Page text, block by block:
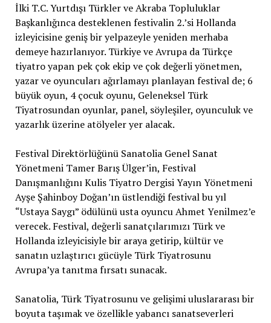
İlki T.C. Yurtdışı Türkler ve Akraba Topluluklar
Başkanlığınca desteklenen festivalin 2.’si Hollanda
izleyicisine geniş bir yelpazeyle yeniden merhaba
demeye hazırlanıyor. Türkiye ve Avrupa da Türkçe
tiyatro yapan pek çok ekip ve çok değerli yönetmen,
yazar ve oyuncuları ağırlamayı planlayan festival de; 6
büyük oyun, 4 çocuk oyunu, Geleneksel Türk
Tiyatrosundan oyunlar, panel, söyleşiler, oyunculuk ve
yazarlık üzerine atölyeler yer alacak.
Festival Direktörlüğünü Sanatolia Genel Sanat
Yönetmeni Tamer Barış Ülger’in, Festival
Danışmanlığını Kulis Tiyatro Dergisi Yayın Yönetmeni
Ayşe Şahinboy Doğan’ın üstlendiği festival bu yıl
“Ustaya Saygı” ödülünü usta oyuncu Ahmet Yenilmez’e
verecek. Festival, değerli sanatçılarımızı Türk ve
Hollanda izleyicisiyle bir araya getirip, kültür ve
sanatın uzlaştırıcı gücüyle Türk Tiyatrosunu
Avrupa’ya tanıtma fırsatı sunacak.
Sanatolia, Türk Tiyatrosunu ve gelişimi uluslararası bir
boyuta taşımak ve özellikle yabancı sanatseverleri